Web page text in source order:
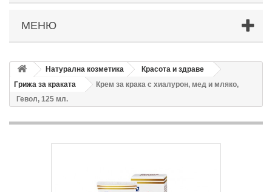
МЕНЮ
Натурална козметика
Красота и здраве
Грижа за краката
Крем за крака с хиалурон, мед и мляко,
Гевол, 125 мл.